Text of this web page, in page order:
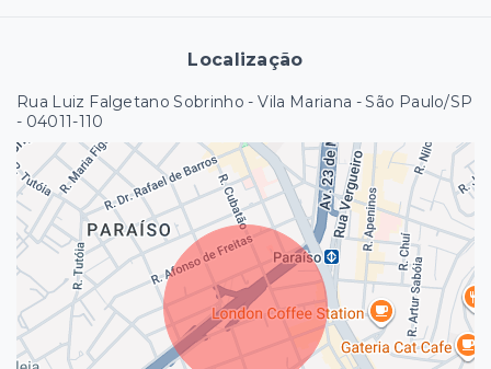
Localização
Rua Luiz Falgetano Sobrinho - Vila Mariana - São Paulo/SP
- 04011-110